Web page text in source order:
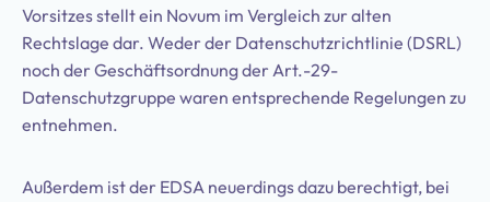
Vorsitzes stellt ein Novum im Vergleich zur alten
Rechtslage dar. Weder der Datenschutzrichtlinie (DSRL)
noch der Geschäftsordnung der Art.-29-
Datenschutzgruppe waren entsprechende Regelungen zu
entnehmen.
Außerdem ist der EDSA neuerdings dazu berechtigt, bei